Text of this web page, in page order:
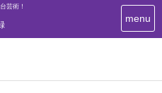
芸術！
T
o
menu